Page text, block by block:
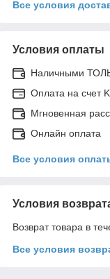
Все условия
Условия оплаты
Наличными
Оплата на счет
Мгновенная
Онлайн оплата
Все условия
Условия
Возврат товара в
Все условия